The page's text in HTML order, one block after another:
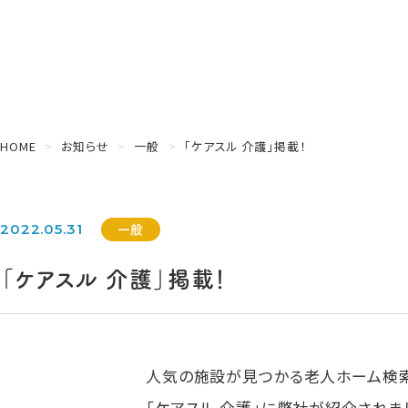
HOME お知らせ 一般 「ケアスル 介護」掲載！
2022.05.31 一般
「ケアスル 介護」掲載！
人気の施設が見つかる老人ホーム検